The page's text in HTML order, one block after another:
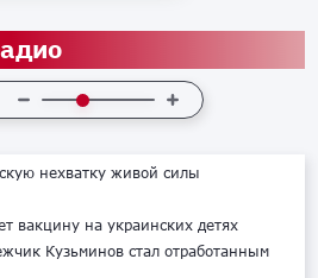
нехватку живой силы
вакцину на украинских детях
Кузьминов стал отработанным